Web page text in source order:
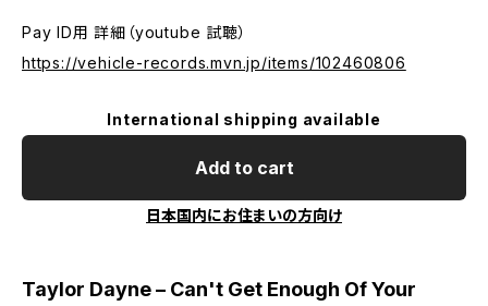
Pay ID用 詳細（youtube 試聴）
https://vehicle-records.mvn.jp/items/102460806
International shipping available
Add to cart
日本国内にお住まいの方向け
Taylor Dayne – Can't Get Enough Of Your